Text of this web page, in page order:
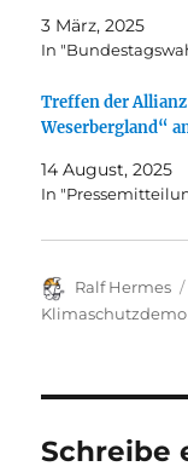
3 März, 2025
In
Treffen der
Weserbergland“
14 August, 2025
In
Autor
Ralf Hermes
Klimaschutzdemo
Schreibe